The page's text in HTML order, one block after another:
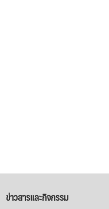
ข่าวสารและกิจกรรม